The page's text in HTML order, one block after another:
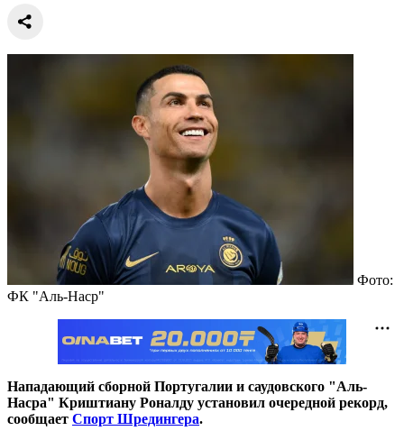
Фото:
ФК "Аль-Наср"
Нападающий сборной Португалии и саудовского "Аль-
Насра" Криштиану Роналду установил очередной рекорд,
сообщает Спорт Шредингера.